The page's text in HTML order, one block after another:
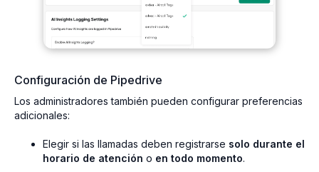
Configuración de Pipedrive
Los administradores también pueden configurar preferencias
adicionales:
Elegir si las llamadas deben registrarse solo durante el
horario de atención o en todo momento.